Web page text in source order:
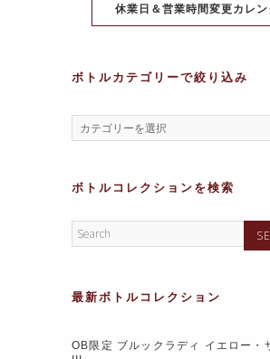
休業日＆営業時間変更カレ
ボトルカテゴリーで絞り込み
ボトルコレクションを検索
最新ボトルコレクション
OB限定 ブルックラディ イエロー・